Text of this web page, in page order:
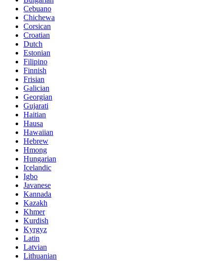
Cebuano
Chichewa
Corsican
Croatian
Dutch
Estonian
Filipino
Finnish
Frisian
Galician
Georgian
Gujarati
Haitian
Hausa
Hawaiian
Hebrew
Hmong
Hungarian
Icelandic
Igbo
Javanese
Kannada
Kazakh
Khmer
Kurdish
Kyrgyz
Latin
Latvian
Lithuanian